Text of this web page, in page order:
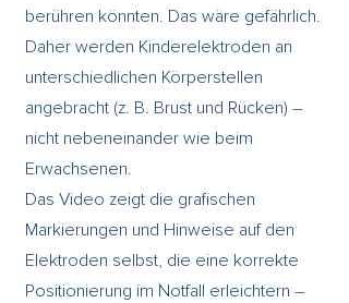
berühren könnten. Das wäre gefährlich.
Daher werden Kinderelektroden an
unterschiedlichen Körperstellen
angebracht (z. B. Brust und Rücken) –
nicht nebeneinander wie beim
Erwachsenen.
Das Video zeigt die grafischen
Markierungen und Hinweise auf den
Elektroden selbst, die eine korrekte
Positionierung im Notfall erleichtern –